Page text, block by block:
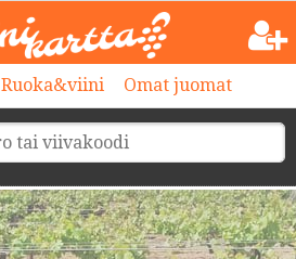
Ruoka&viini Omat juomat